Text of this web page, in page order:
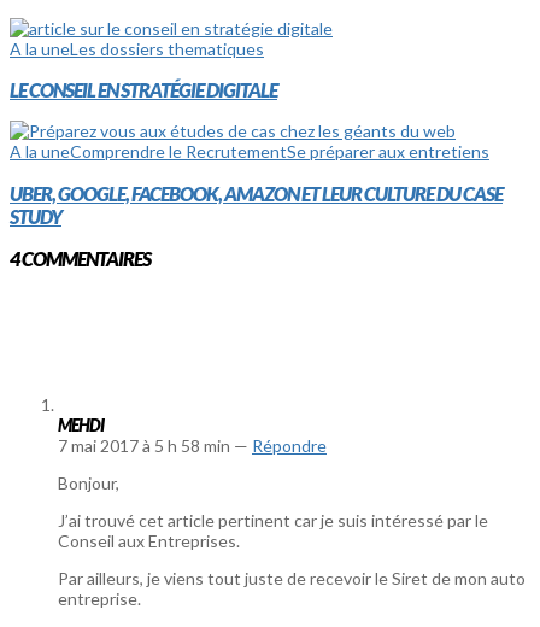
A la uneLes dossiers thematiques
LE CONSEIL EN STRATÉGIE DIGITALE
A la uneComprendre le RecrutementSe préparer aux entretiens
UBER, GOOGLE, FACEBOOK, AMAZON ET LEUR CULTURE DU CASE
STUDY
4COMMENTAIRES
MEHDI
7 mai 2017 à 5 h 58 min — Répondre
Bonjour,
J’ai trouvé cet article pertinent car je suis intéressé par le
Conseil aux Entreprises.
Par ailleurs, je viens tout juste de recevoir le Siret de mon auto
entreprise.